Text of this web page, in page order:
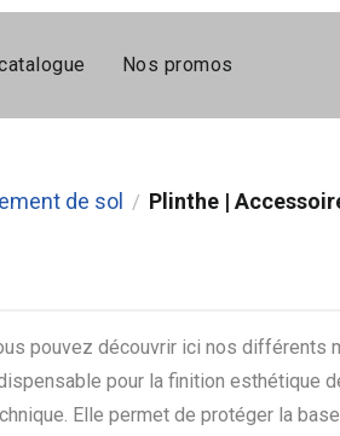
Nos promos
de sol / Plinthe |
pouvez découvrir ici nos différents
pour la finition esthétique
Elle permet de protéger la